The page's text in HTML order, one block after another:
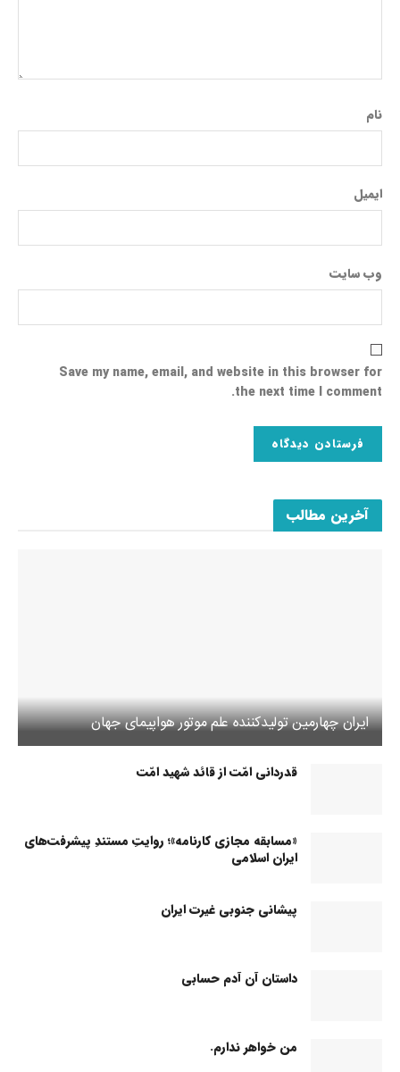
آخرین مطالب
ایران چهارمین تولیدکننده علم موتور هواپیمای جهان
قدردانی امّت از قائد شهید امّت
«مسابقه مجازی کارنامه»؛ روایتِ مستندِ پیشرفت‌های
ایران اسلامی
پیشانی جنوبی غیرت ایران
داستان آن آدم حسابی
من خواهر ندارم.
نام
ایمیل
وب‌ سایت
Save my name, email, and website in this browser for
the next time I comment.